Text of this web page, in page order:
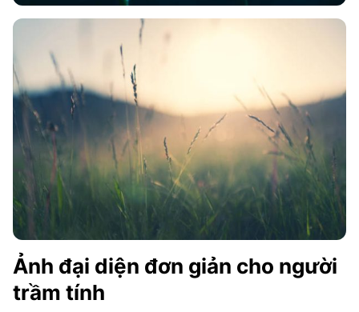
Ảnh đại diện đơn giản cho người
trầm tính